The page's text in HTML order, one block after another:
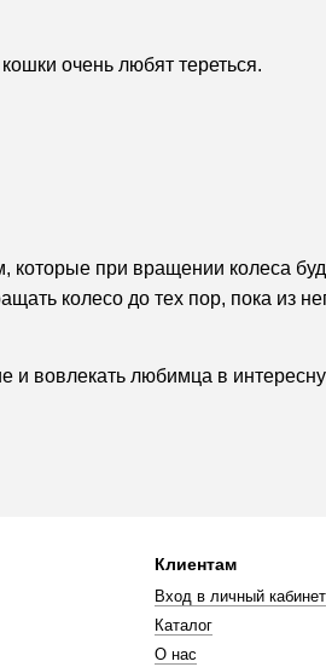
очень любят тереться.
при вращении колеса
колесо до тех пор, пока из
и вовлекать любимца в
Клиентам
Вход в личный кабинет
Каталог
О нас